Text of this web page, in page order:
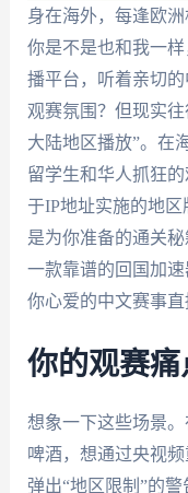
身在海外，每逢欧
你是不是也和我一
播平台，听着亲切
观赛氛围？但现实
大陆地区播放”。在
留学生和华人抓狂
于IP地址实施的地
是为你准备的通关
一款靠谱的回国加
你心爱的中文赛事直
你的观赛
想象一下这些场景
啤酒，想通过央视
弹出“地区限制”的